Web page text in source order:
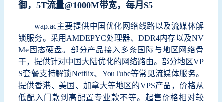
御，5T流量@1000M带宽，每月$5
wap.ac主要提供中国优化网络线路以及流媒体解
锁服务。采用AMDEPYC处理器、DDR4内存以及NV
Me固态硬盘。部分产品接入多条国际与地区网络骨
干，提供针对中国大陆优化的网络路由。部分地区VP
S套餐支持解锁Netflix、YouTube等常见流媒体服务。
提供香港、美国、加拿大等地区的VPS产品，价格从
低配入门款到高配置专业款不等。起售价格相对较